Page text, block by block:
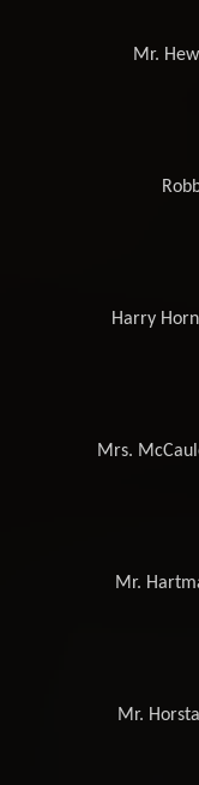
Mr.
Harry
Mrs.
Mr.
Mr.